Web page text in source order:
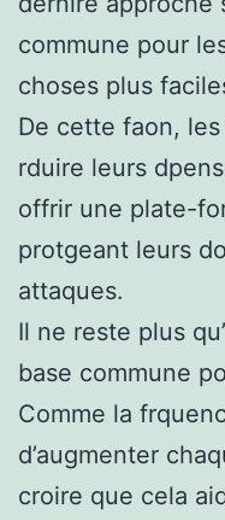
commune pour
choses plus
De cette faon,
rduire leurs
offrir une plate-
protgeant leurs
attaques.
Il ne reste plus
base commune
Comme la
d’augmenter
croire que cela